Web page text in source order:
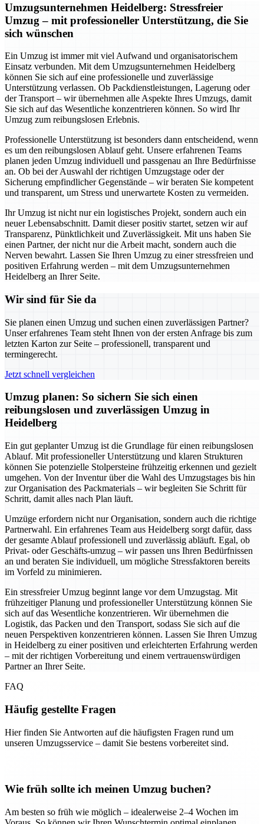
Umzugsunternehmen Heidelberg: Stressfreier
Umzug – mit professioneller Unterstützung, die Sie
sich wünschen
Ein Umzug ist immer mit viel Aufwand und organisatorischem
Einsatz verbunden. Mit dem Umzugsunternehmen Heidelberg
können Sie sich auf eine professionelle und zuverlässige
Unterstützung verlassen. Ob Packdienstleistungen, Lagerung oder
der Transport – wir übernehmen alle Aspekte Ihres Umzugs, damit
Sie sich auf das Wesentliche konzentrieren können. So wird Ihr
Umzug zum reibungslosen Erlebnis.
Professionelle Unterstützung ist besonders dann entscheidend, wenn
es um den reibungslosen Ablauf geht. Unsere erfahrenen Teams
planen jeden Umzug individuell und passgenau an Ihre Bedürfnisse
an. Ob bei der Auswahl der richtigen Umzugstage oder der
Sicherung empfindlicher Gegenstände – wir beraten Sie kompetent
und transparent, um Stress und unerwartete Kosten zu vermeiden.
Ihr Umzug ist nicht nur ein logistisches Projekt, sondern auch ein
neuer Lebensabschnitt. Damit dieser positiv startet, setzen wir auf
Transparenz, Pünktlichkeit und Zuverlässigkeit. Mit uns haben Sie
einen Partner, der nicht nur die Arbeit macht, sondern auch die
Nerven bewahrt. Lassen Sie Ihren Umzug zu einer stressfreien und
positiven Erfahrung werden – mit dem Umzugsunternehmen
Heidelberg an Ihrer Seite.
Wir sind für Sie da
Sie planen einen Umzug und suchen einen zuverlässigen Partner?
Unser erfahrenes Team steht Ihnen von der ersten Anfrage bis zum
letzten Karton zur Seite – professionell, transparent und
termingerecht.
Jetzt schnell vergleichen
Umzug planen: So sichern Sie sich einen
reibungslosen und zuverlässigen Umzug in
Heidelberg
Ein gut geplanter Umzug ist die Grundlage für einen reibungslosen
Ablauf. Mit professioneller Unterstützung und klaren Strukturen
können Sie potenzielle Stolpersteine frühzeitig erkennen und gezielt
umgehen. Von der Inventur über die Wahl des Umzugstages bis hin
zur Organisation des Packmaterials – wir begleiten Sie Schritt für
Schritt, damit alles nach Plan läuft.
Umzüge erfordern nicht nur Organisation, sondern auch die richtige
Partnerwahl. Ein erfahrenes Team aus Heidelberg sorgt dafür, dass
der gesamte Ablauf professionell und zuverlässig abläuft. Egal, ob
Privat- oder Geschäfts-umzug – wir passen uns Ihren Bedürfnissen
an und beraten Sie individuell, um mögliche Stressfaktoren bereits
im Vorfeld zu minimieren.
Ein stressfreier Umzug beginnt lange vor dem Umzugstag. Mit
frühzeitiger Planung und professioneller Unterstützung können Sie
sich auf das Wesentliche konzentrieren. Wir übernehmen die
Logistik, das Packen und den Transport, sodass Sie sich auf die
neuen Perspektiven konzentrieren können. Lassen Sie Ihren Umzug
in Heidelberg zu einer positiven und erleichterten Erfahrung werden
– mit der richtigen Vorbereitung und einem vertrauenswürdigen
Partner an Ihrer Seite.
FAQ
Häufig gestellte Fragen
Hier finden Sie Antworten auf die häufigsten Fragen rund um
unseren Umzugsservice – damit Sie bestens vorbereitet sind.
Wie früh sollte ich meinen Umzug buchen?
Am besten so früh wie möglich – idealerweise 2–4 Wochen im